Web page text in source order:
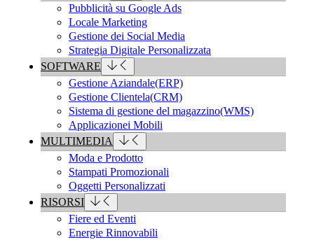
Pubblicità su Google Ads
Locale Marketing
Gestione dei Social Media
Strategia Digitale Personalizzata
SOFTWARE
Gestione Aziandale(ERP)
Gestione Clientela(CRM)
Sistema di gestione del magazzino(WMS)
Applicazionei Mobili
MULTIMEDIA
Moda e Prodotto
Stampati Promozionali
Oggetti Personalizzati
RISORSI
Fiere ed Eventi
Energie Rinnovabili